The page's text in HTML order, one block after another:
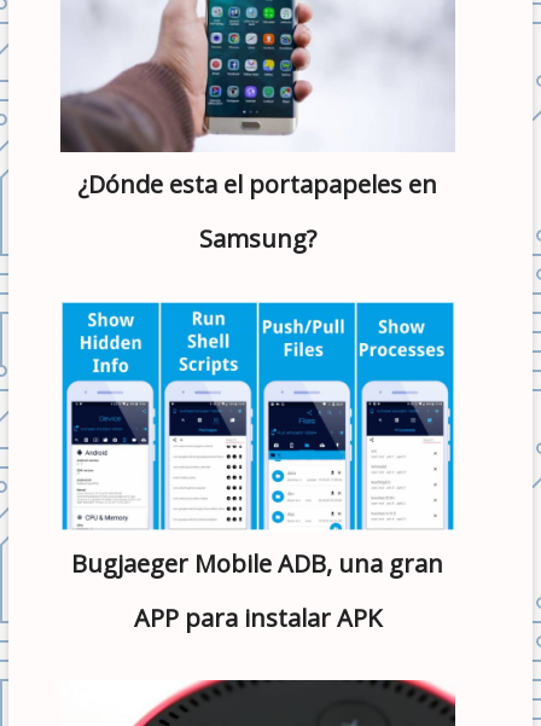
¿Dónde esta el portapapeles en
Samsung?
Bugjaeger Mobile ADB, una gran
APP para instalar APK